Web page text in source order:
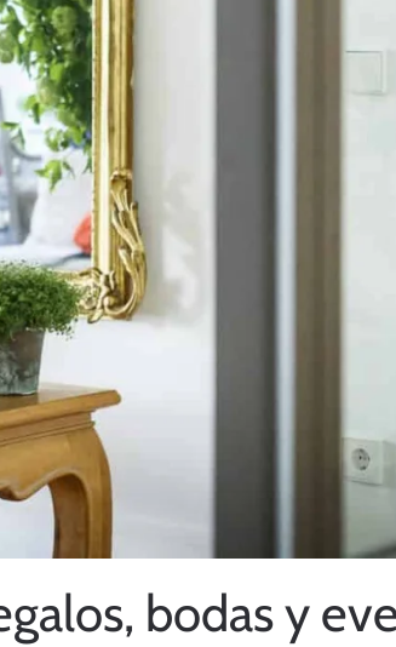
bodas y